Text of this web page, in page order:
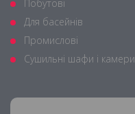
Побутові
Для басейнів
Промислові
Сушильні шафи і камери